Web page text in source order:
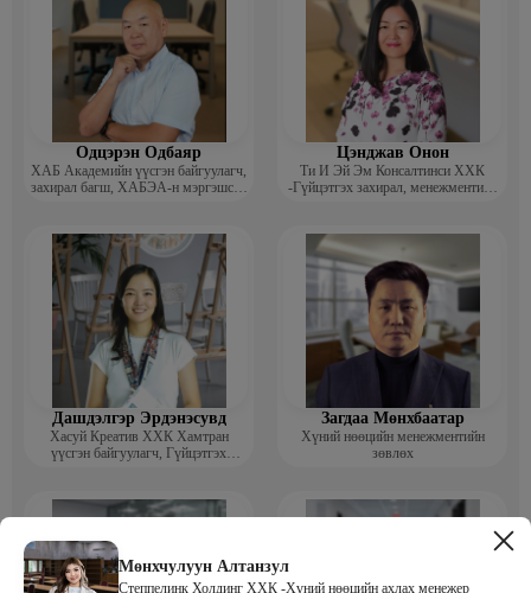
Мөнхчулуун Алтанзул
Степпелинк Холдинг ХХК -Хүний нөөцийн ахлах менежер
Одцэрэн Одбаяр
ХАБ Академийн үүсгэн байгуулагч,
захирал багш, ХАБЭА-н мэргэшсэн
Цэнджав Онон
Ти И Эй Эм Консалтинси ХХК
-Гүйцэтгэх захирал, менежментийн
Дашдэлгэр Эрдэнэсувд
Хасуй Креатив ХХК Хамтран
үүсгэн байгуулагч, Гүйцэтгэх
Загдаа Мөнхбаатар
Хүний нөөцийн менежментийн
зөвлөх